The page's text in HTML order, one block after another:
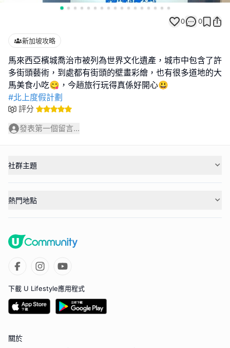
0 0
新加坡攻略
馬來西亞檳城喬治市被列為世界文化遺產，城市中包含了許
多街頭藝術，到處都有街頭的壁畫彩繪，也有很多道地的大
#北上度假計劃
評分
發表第一個留言...
社群主題
熱門地點
下載 U Lifestyle應用程式
關於